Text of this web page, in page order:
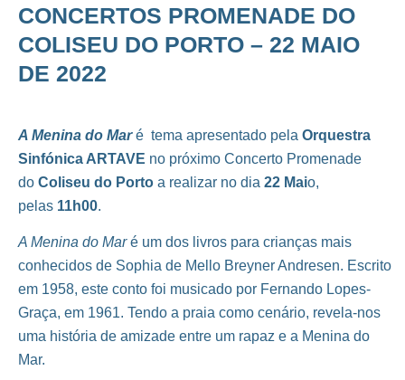
CONCERTOS PROMENADE DO
COLISEU DO PORTO – 22 MAIO
DE 2022
A Menina do Maré tema apresentado pela Orquestra
Sinfónica ARTAVE no próximo Concerto Promenade
do Coliseu do Porto a realizar no dia 22 Maio,
pelas 11h00.
A Menina do Maré um dos livros para crianças mais
conhecidos de Sophia de Mello Breyner Andresen. Escrito
em 1958, este conto foi musicado por Fernando Lopes-
Graça, em 1961. Tendo a praia como cenário, revela-nos
uma história de amizade entre um rapaz e a Menina do
Mar.